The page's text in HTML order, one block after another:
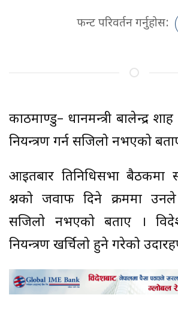
फन्ट परिवर्तन गर्नुहोस:
काठमाण्डु– प्रधानमन्त्री बालेन्द्र
नियन्त्रण गर्न सजिलो नभएको
आइतबार प्रतिनिधिसभा
प्रश्नको जवाफ दिने क्रममा
सजिलो नभएको बताए ।
नियन्त्रण खर्चिलो हुने गरेको